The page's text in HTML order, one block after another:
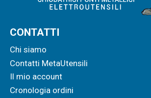
CONTATTI
Chi siamo
Contatti MetaUtensili
Il mio account
Cronologia ordini